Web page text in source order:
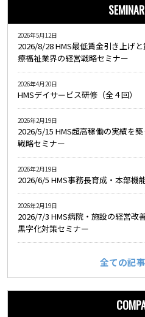
2026/8/28 HMS最低賃金引き上げ
療福祉業界の経営戦略セミナー
2026年5月12日
HMSデイサービス研修（全４回）
2026年4月20日
2026/5/15 HMS超高稼働の実績を
戦略セミナー
2026年2月19日
2026/6/5 HMS事務長育成・本部機
2026年2月19日
2026/7/3 HMS病院・施設の経営改
黒字化対策セミナー
2026年2月19日
全ての記